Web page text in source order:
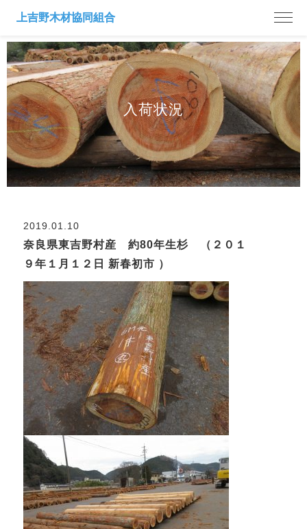
入荷状況
2019.01.10
奈良県東吉野村産 約80年生杉 （２０１
９年１月１２日 新春初市 ）